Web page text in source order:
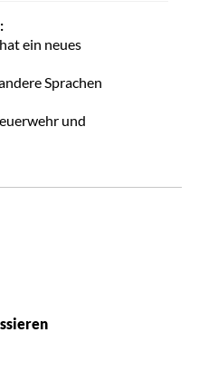
ein neues
Sprachen
und